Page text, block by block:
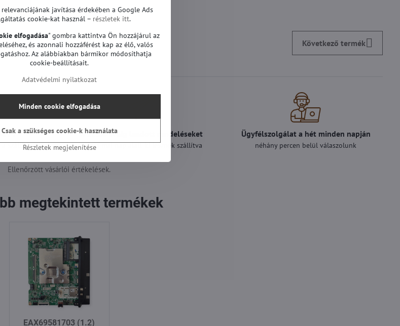
LG TV
Következő termék
Ft
szállítás
A 12:00 óráig leadott rendeléseket
még a mai nap alatt ki lesznek szállítva
Ügyfélszolgálat a hét minden napján
néhány percen belül válaszolunk
Ellenőrzött vásárlói értékelések.
megtekintett termékek
EAX69581703 (1.2)
javítása érdekében a Google Ads
cookie-kat használ – részletek itt.
elfogadása" gombra kattintva Ön hozzájárul az
és azonnali hozzáférést kap az élő, valós
Az alábbiakban bármikor módosíthatja
cookie-beállításait.
Adatvédelmi nyilatkozat
Részletek megjelenítése
Minden cookie elfogadása
Csak a szükséges cookie-k használata